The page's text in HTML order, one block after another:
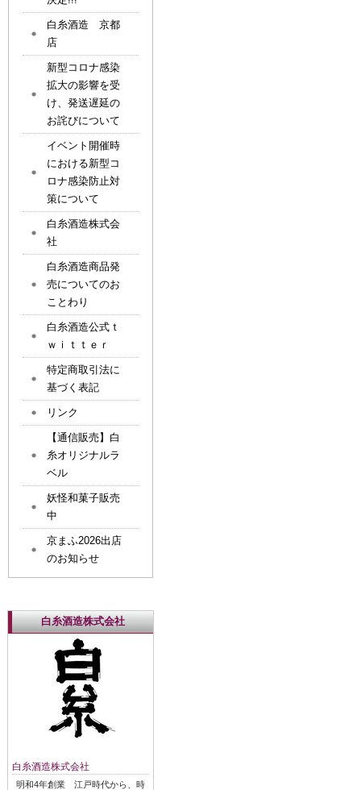
白糸酒造 京都
店
新型コロナ感染
拡大の影響を受
け、発送遅延の
お詫びについて
イベント開催時
における新型コ
ロナ感染防止対
策について
白糸酒造株式会
社
白糸酒造商品発
売についてのお
ことわり
白糸酒造公式ｔ
ｗｉｔｔｅｒ
特定商取引法に
基づく表記
リンク
【通信販売】白
糸オリジナルラ
ベル
妖怪和菓子販売
中
京まふ2026出店
のお知らせ
白糸酒造株式会社
白糸酒造株式会社
明和4年創業 江戸時代から、時